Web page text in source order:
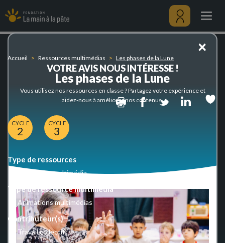
phases
la
au
contenu
principal
Menu
Accueil Ressources multimédias Les phases de la Lune
Les phases de la Lune
PrintFacebook
Twitter
CYCLE
2
CYCLE
3
Type de ressources
Ressource multimédia
Type de ressource multimédia
Animations multimédias
Contributeur(s)
Travail collectif
×
VOTRE AVIS NOUS INTÉRESSE !
Vous utilisez nos ressources en classe ? Partagez votre expérience et
aidez-nous à améliorer nos contenus.